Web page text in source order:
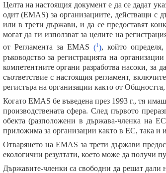
Целта на настоящия документ е да се дадат
одит (EMAS) за организациите, действащи с
или в трети държави, и да се предоставят
могат да ги използват за целите на
от Регламента за EMAS (1), който
ръководство за регистрацията на
компетентните органи разработва насоки, за
съответствие с настоящия регламент,
регистъра на организации както от
Когато EMAS бе въведена през 1993 г., тя
производствената сфера. След първото
обекта (разположени в държава-членка на
приложима за организации както в ЕС, така и
Отварянето на EMAS за трети държави
екологични резултати, което може да получи
Държавите-членки са свободни да решат